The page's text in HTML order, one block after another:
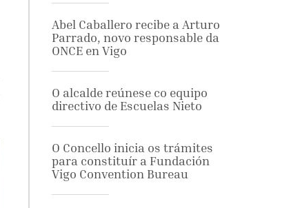
Abel Caballero recibe a Arturo
Parrado, novo responsable da
ONCE en Vigo
O alcalde reúnese co equipo
directivo de Escuelas Nieto
O Concello inicia os trámites
para constituír a Fundación
Vigo Convention Bureau